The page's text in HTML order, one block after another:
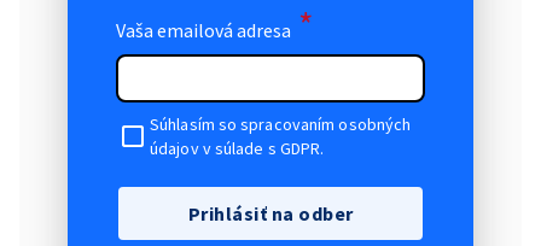
Vaša emailová adresa *
Súhlasím so spracovaním osobných
údajov v súlade s GDPR.
Prihlásiť na odber